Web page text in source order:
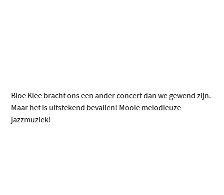
Bloe Klee bracht ons een ander concert dan we gewend zijn.
Maar het is uitstekend bevallen! Mooie melodieuze
jazzmuziek!